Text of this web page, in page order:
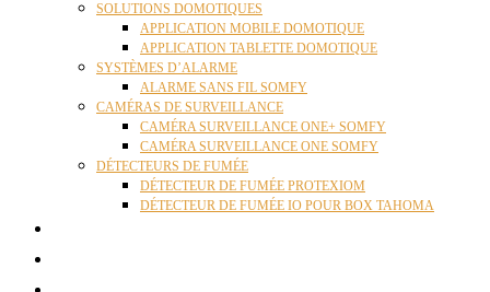
SOLUTIONS DOMOTIQUES
APPLICATION MOBILE DOMOTIQUE
APPLICATION TABLETTE DOMOTIQUE
SYSTÈMES D’ALARME
ALARME SANS FIL SOMFY
CAMÉRAS DE SURVEILLANCE
CAMÉRA SURVEILLANCE ONE+ SOMFY
CAMÉRA SURVEILLANCE ONE SOMFY
DÉTECTEURS DE FUMÉE
DÉTECTEUR DE FUMÉE PROTEXIOM
DÉTECTEUR DE FUMÉE IO POUR BOX TAHOMA